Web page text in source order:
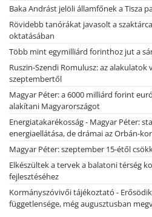
Baka Andrást jelöli államfőnek a Tisza
Rövidebb tanórákat javasolt a
oktatásában
Több mint egymilliárd forinthoz jut a
Ruszin-Szendi Romulusz: az
szeptembertől
Magyar Péter: a 6000 milliárd forint
alakítani Magyarországot
Energiatakarékosság - Magyar Péter:
energiaellátása, de drámai az Orbán-
Magyar Péter: szeptember 15-étől
Elkészültek a tervek a balatoni térség
fejlesztéséhez
Kormányszóvivői tájékoztató -
függetlensége, még augusztusban